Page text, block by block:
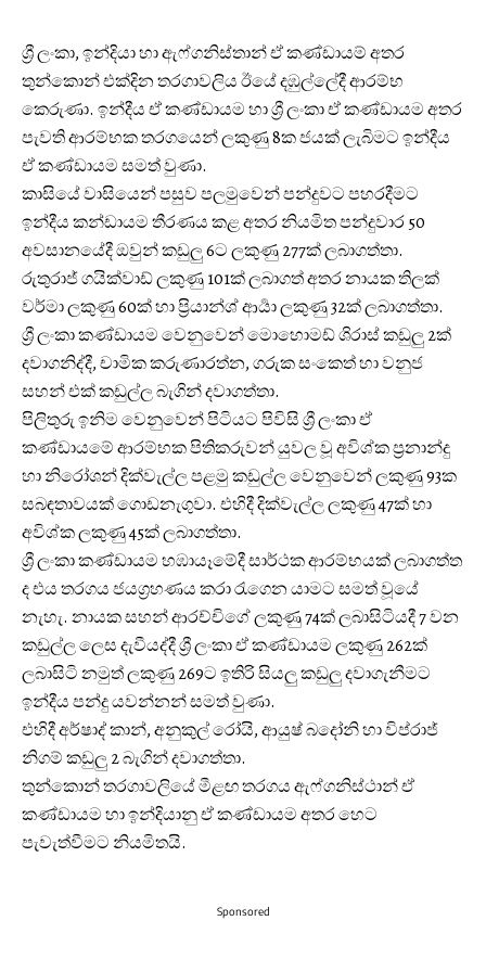
ශ්‍රී ලංකා, ඉන්දියා හා ඇෆ්ගනිස්තාන් ඒ කණ්ඩායම් අතර
තුන්කොන් එක්දින තරගාවලිය ඊයේ දඹුල්ලේදී ආරම්භ
කෙරුණා. ඉන්දීය ඒ කණ්ඩායම හා ශ්‍රී ලංකා ඒ කණ්ඩායම අතර
පැවති ආරම්භක තරගයෙන් ලකුණු 8ක ජයක් ලැබිමට ඉන්දීය
ඒ කණ්ඩායම සමත් වුණා.
කාසියේ වාසියෙන් පසුව පලමුවෙන් පන්දුවට පහරදීමට
ඉන්දීය කන්ඩායම තීරණය කළ අතර නියමිත පන්දුවාර 50
අවසානයේදී ඔවුන් කඩුලු 6ට ලකුණු 277ක් ලබාගත්තා.
රුතුරාජ් ගයික්වාඩ් ලකුණු 101ක් ලබාගත් අතර නායක තිලක්
වර්මා ලකුණු 60ක් හා ප්‍රියාන්ශ් ආර්‍යා ලකුණු 32ක් ලබාගත්තා.
ශ්‍රී ලංකා කණ්ඩායම වෙනුවෙන් මොහොමඩ් ශිරාස් කඩුලු 2ක්
දවාගනිද්දී, චාමික කරුණාරත්න, ගරුක සංකෙත් හා වනුජ
සහන් එක් කඩුල්ල බැගින් දවාගත්තා.
පිලිතුරු ඉනිම වෙනුවෙන් පිටියට පිවිසි ශ්‍රී ලංකා ඒ
කණ්ඩායමේ ආරම්භක පිතිකරුවන් යුවල වූ අවිශ්ක ප්‍රනාන්දු
හා නිරෝශන් දික්වැල්ල පළමු කඩුල්ල වෙනුවෙන් ලකුණු 93ක
සබඳතාවයක් ගොඩනැගුවා. එහිදී දික්වැල්ල ලකුණු 47ක් හා
අවිශ්ක ලකුණු 45ක් ලබාගත්තා.
ශ්‍රී ලංකා කණ්ඩායම හඹායෑමේදී සාර්ථක ආරම්භයක් ලබාගත්ත
ද එය තරගය ජයග්‍රහණය කරා රැගෙන යාමට සමත් වූයේ
නැහැ. නායක සහන් ආරච්චිගේ ලකුණු 74ක් ලබාසිටියදී 7 වන
කඩුල්ල ලෙස දැවීයද්දී ශ්‍රී ලංකා ඒ කණ්ඩායම ලකුණු 262ක්
ලබාසිටි නමුත් ලකුණු 269ට ඉතිරි සියලු කඩුලු දවාගැනීමට
ඉන්දීය පන්දු යවන්නන් සමත් වුණා.
එහිදී අර්ෂාද් කාන්, අනුකුල් රෝයි, ආයුෂ් බදෝනි හා විප්රාජ්
නිගම් කඩුලු 2 බැගින් දවාගත්තා.
තුන්කොන් තරගාවලියේ මීළඟ තරගය ඇෆ්ගනිස්ථාන් ඒ
කණ්ඩායම හා ඉන්දියානු ඒ කණ්ඩායම අතර හෙට
පැවැත්වීමට නියමිතයි.
Sponsored